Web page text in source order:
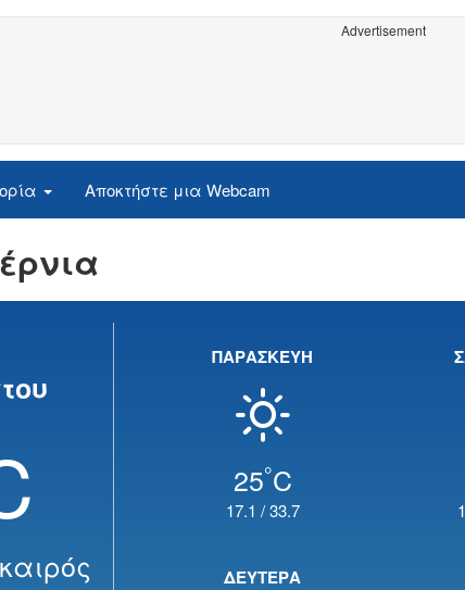
Advertisement
Αποκτήστε μια Webcam
ΠΑΡΑΣΚΕΥΗ
25°C
17.1 /33.7
ΔΕΥΤΕΡΑ